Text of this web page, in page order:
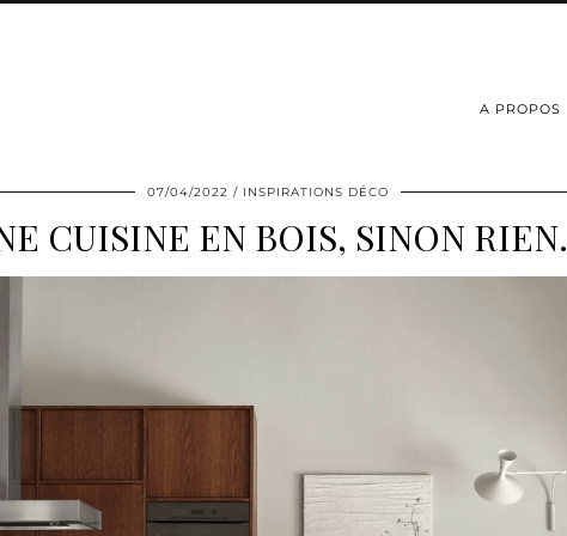
A PROPOS
07/04/2022 INSPIRATIONS DÉCO
CUISINE EN BOIS, SINON RIEN.